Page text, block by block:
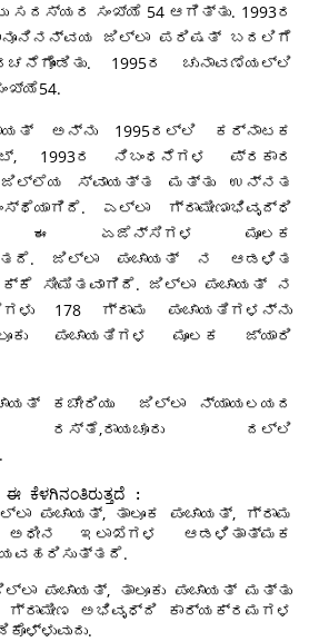
ಸದಸ್ಯರ ಸಂಖ್ಯೆ 54 ಆಗಿತ್ತು. 1993ರ
ಜಿಲ್ಲಾ ಪರಿಷತ್ ಬದಲಿಗೆ
1995ರ ಚುನಾವಣೆಯಲ್ಲಿ
ಅನ್ನು 1995ರಲ್ಲಿ ಕರ್ನಾಟಕ
1993ರ ನಿಬಂಧನೆಗಳ ಪ್ರಕಾರ
ಜಿಲ್ಲೆಯ ಸ್ವಾಯತ್ತ ಮತ್ತು ಉನ್ನತ
ಎಲ್ಲಾ ಗ್ರಾಮೀಣಾಭಿವೃದ್ಧಿ
ಈ ಏಜೆನ್ಸಿಗಳ ಮೂಲಕ
ಜಿಲ್ಲಾ ಪಂಚಾಯತ್ ನ ಆಡಳಿತ
ಸೀಮಿತವಾಗಿದೆ. ಜಿಲ್ಲಾ ಪಂಚಾಯತ್ ನ
178 ಗ್ರಾಮ ಪಂಚಾಯತಿಗಳನ್ನು
ಪಂಚಾಯತಿಗಳ ಮೂಲಕ ಜ್ಯಾರಿ
ಕಚೇರಿಯು ಜಿಲ್ಲಾ ನ್ಯಾಯಲಯದ
ರಸ್ತೆ,ರಾಯಚೂರು ದಲ್ಲಿ
ಕಾರ್ಯ ಈ ಕೆಳಗಿನಂತಿರುತ್ತದೆ :
ಪಂಚಾಯತ್, ತಾಲೂಕ ಪಂಚಾಯತ್, ಗ್ರಾಮ
ಅಧೀನ ಇಲಾಖೆಗಳ ಆಡಳಿತಾತ್ಮಕ
ಪಂಚಾಯತ್, ತಾಲೂಕು ಪಂಚಾಯತ್ ಮತ್ತು
ಗ್ರಾಮೀಣ ಅಭಿವೃಧ್ದಿ ಕಾರ್ಯಕ್ರಮಗಳ